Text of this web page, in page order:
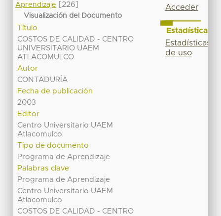
Aprendizaje
[226]
Visualización del Documento
Título
COSTOS DE CALIDAD - CENTRO
UNIVERSITARIO UAEM
ATLACOMULCO
Autor
CONTADURÍA
Fecha de publicación
2003
Editor
Centro Universitario UAEM
Atlacomulco
Tipo de documento
Programa de Aprendizaje
Palabras clave
Programa de Aprendizaje
Centro Universitario UAEM
Atlacomulco
COSTOS DE CALIDAD - CENTRO
Acceder
Estadísticas
Estadísticas
de uso